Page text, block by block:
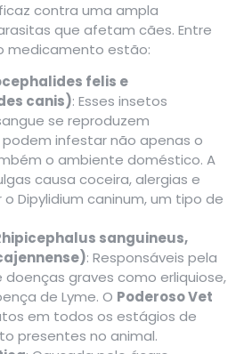
contra uma ampla
que afetam cães. Entre
medicamento estão:
felis e
canis): Esses insetos
se reproduzem
infestar não apenas o
o ambiente doméstico. A
causa coceira, alergias e
Dipylidium caninum, um tipo de
sanguineus,
: Responsáveis pela
doenças graves como erliquiose,
de Lyme. O Poderoso Vet
em todos os estágios de
presentes no animal.